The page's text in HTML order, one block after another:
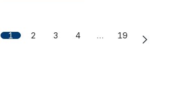
1 2 3 4 … 19